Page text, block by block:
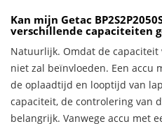
Kan mijn Getac
verschillende capaciteiten
Natuurlijk. Omdat de
niet zal beïnvloeden. Een accu
de oplaadtijd en looptijd van
capaciteit, de controlering van
belangrijk. Vanwege accu met